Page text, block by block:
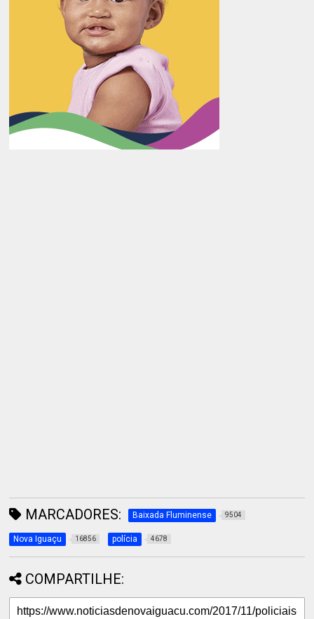
MARCADORES: Baixada Fluminense 9504
Nova Iguaçu 16856 polícia 4678
COMPARTILHE: